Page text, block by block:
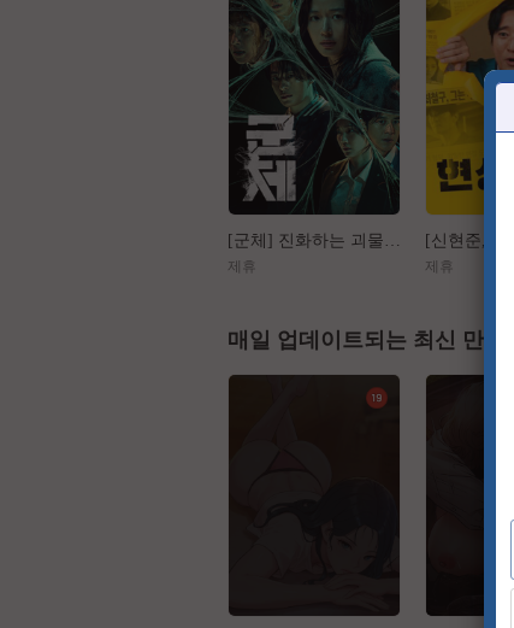
제휴 제휴
매일 업데이트되는 최신 만화